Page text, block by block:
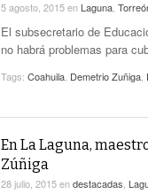
5 agosto, 2015en Laguna
El subsecretario de
no habrá problemas para
Tags: Coahuila Demetrio Zuñiga
En La Laguna,
Zúñiga
28 julio, 2015endestacadas